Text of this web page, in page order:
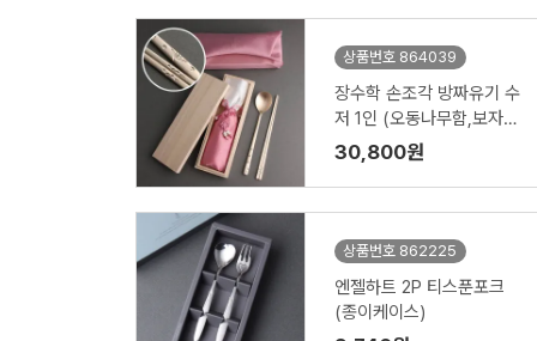
상품번호 864039
장수학 손조각 방짜유기 수
저 1인 (오동나무함,보자기
포장)
30,800원
상품번호 862225
엔젤하트 2P 티스푼포크
(종이케이스)